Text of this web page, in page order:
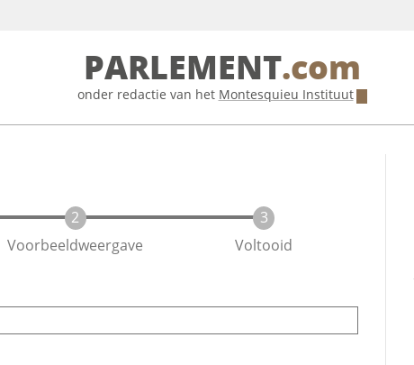
PARLEMENT.com
onder redactie van het Montesquieu Instituut
Voorbeeldweergave Voltooid